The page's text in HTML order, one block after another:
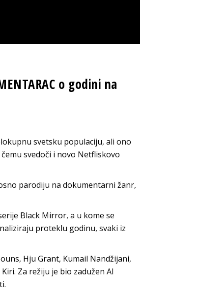
o godini na
svetsku populaciju, ali ono
svedoči i novo Netfliskovo
parodiju na dokumentarni žanr,
Black Mirror, a u kome se
proteklu godinu, svaki iz
Hju Grant, Kumail Nandžijani,
Za režiju je bio zadužen Al